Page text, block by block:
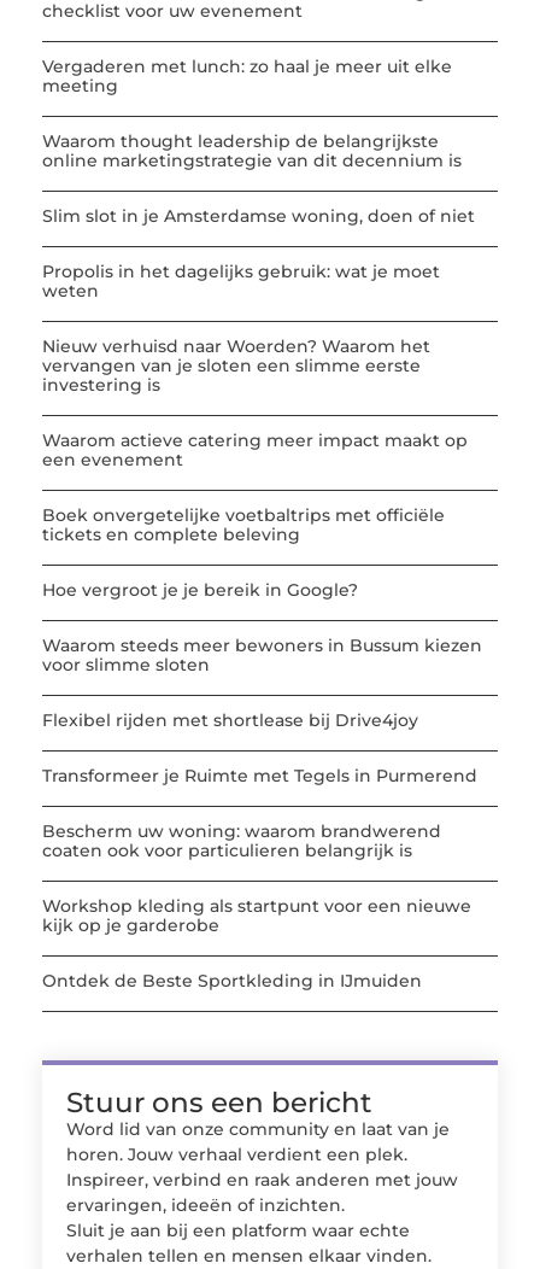
checklist voor uw evenement
Vergaderen met lunch: zo haal je meer uit elke
meeting
Waarom thought leadership de belangrijkste
online marketingstrategie van dit decennium is
Slim slot in je Amsterdamse woning, doen of niet
Propolis in het dagelijks gebruik: wat je moet
weten
Nieuw verhuisd naar Woerden? Waarom het
vervangen van je sloten een slimme eerste
investering is
Waarom actieve catering meer impact maakt op
een evenement
Boek onvergetelijke voetbaltrips met officiële
tickets en complete beleving
Hoe vergroot je je bereik in Google?
Waarom steeds meer bewoners in Bussum kiezen
voor slimme sloten
Flexibel rijden met shortlease bij Drive4joy
Transformeer je Ruimte met Tegels in Purmerend
Bescherm uw woning: waarom brandwerend
coaten ook voor particulieren belangrijk is
Workshop kleding als startpunt voor een nieuwe
kijk op je garderobe
Ontdek de Beste Sportkleding in IJmuiden
Stuur ons een bericht
Word lid van onze community en laat van je
horen. Jouw verhaal verdient een plek.
Inspireer, verbind en raak anderen met jouw
ervaringen, ideeën of inzichten.
Sluit je aan bij een platform waar echte
verhalen tellen en mensen elkaar vinden.